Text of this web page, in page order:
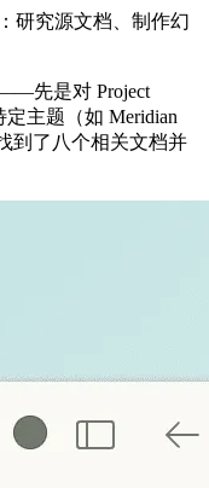
研究源文档、制作幻
先是对 Project
主题（如 Meridian
到了八个相关文档并